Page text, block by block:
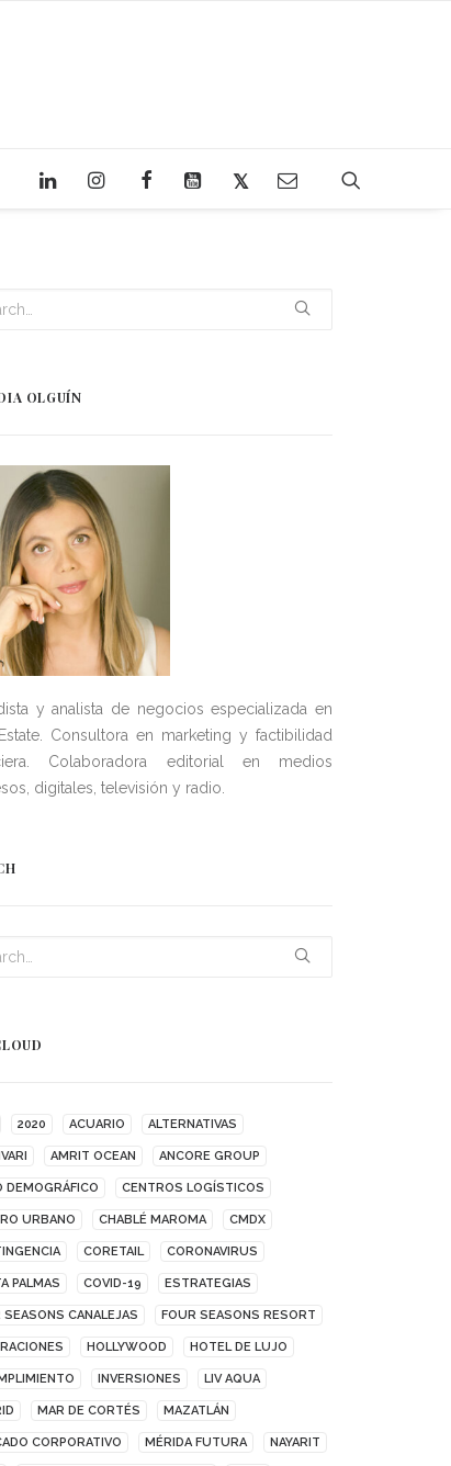
OLGUÍN
y analista de negocios especializada en
Consultora en marketing y factibilidad
Colaboradora editorial en medios
digitales, televisión y radio.
2020 ACUARIO ALTERNATIVAS
AMRIT OCEAN ANCORE GROUP
DEMOGRÁFICO CENTROS LOGÍSTICOS
URBANO CHABLÉ MAROMA CMDX
CORETAIL CORONAVIRUS
PALMAS COVID-19 ESTRATEGIAS
SEASONS CANALEJAS FOUR SEASONS RESORT
HOLLYWOOD HOTEL DE LUJO
INVERSIONES LIV AQUA
MAR DE CORTÉS MAZATLÁN
CORPORATIVO MÉRIDA FUTURA NAYARIT